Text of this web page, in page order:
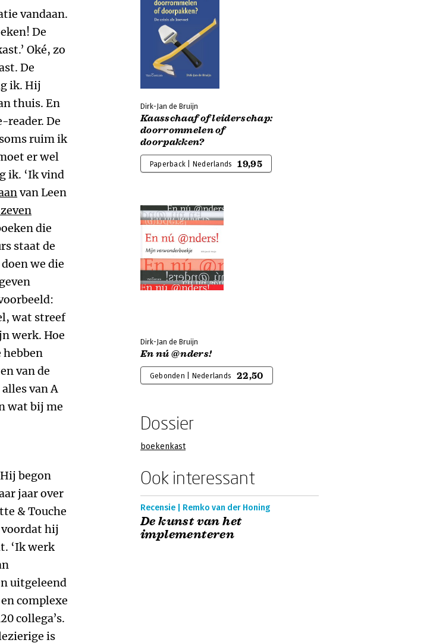
vandaan.
De
Oké, zo
De
ik. Hij
thuis. En
reader. De
ruim ik
er wel
ik. ‘Ik vind
van Leen
die
staat de
we die
wat streef
werk. Hoe
hebben
van de
van A
wat bij me
begon
jaar over
& Touche
hij
‘Ik werk
uitgeleend
complexe
collega’s.
is
Dirk-Jan de Bruijn
Kaasschaaf of leiderschap:
doorrommelen of
doorpakken?
Paperback | Nederlands 19,95
Dirk-Jan de Bruijn
En nú @nders!
Gebonden | Nederlands 22,50
Dossier
boekenkast
Ook interessant
Recensie | Remko van der Honing
De kunst van het
implementeren